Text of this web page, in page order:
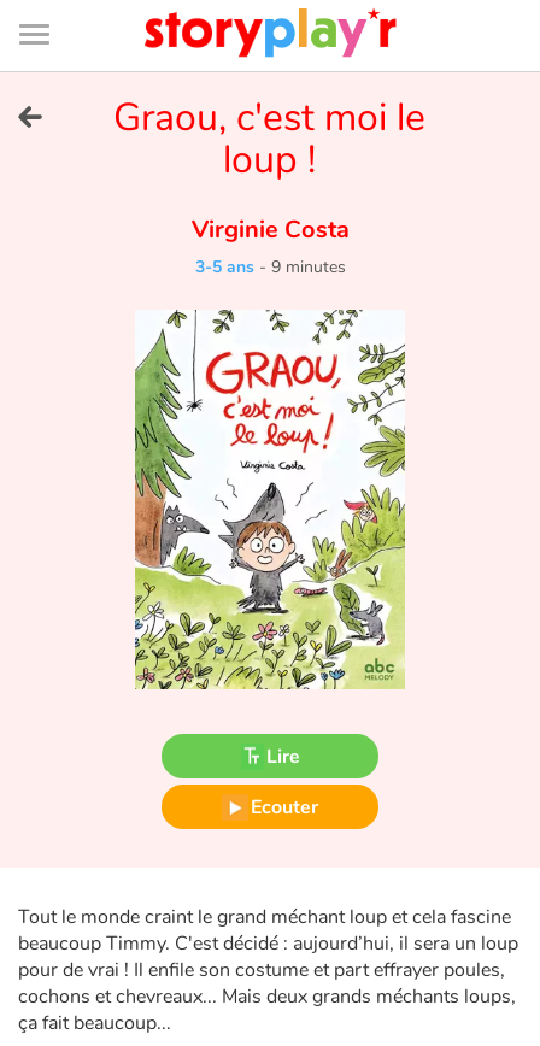
Connexion
Bibliothèque
de
page
Tester gratuitement
Contes d'ici et d'ailleurs
Fable, mythe, littérature et poésie
Princesses et princes, rois, reines et dragons
Ogres, monstres et sorcières
Écologie, nature, saisons
Voyage, épopée, enquête, aventure
Autour du monde
Apprentissage
Graou, c'est moi le
loup !
Virginie Costa
3-5 ans- 9 minutes
Lire
Ecouter
Tout le monde craint le grand méchant loup et cela fascine
beaucoup Timmy. C'est décidé : aujourd’hui, il sera un loup
pour de vrai ! Il enfile son costume et part effrayer poules,
cochons et chevreaux... Mais deux grands méchants loups,
ça fait beaucoup...